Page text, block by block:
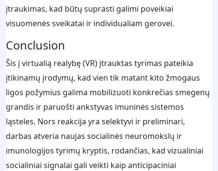
įtraukimas, kad būtų suprasti galimi poveikiai
visuomenės sveikatai ir individualiam gerovei.
Conclusion
Šis į virtualią realybę (VR) įtrauktas tyrimas pateikia
įtikinamų įrodymų, kad vien tik matant kito žmogaus
ligos požymius galima mobilizuoti konkrečias smegenų
grandis ir paruošti ankstyvas imuninės sistemos
ląsteles. Nors reakcija yra selektyvi ir preliminari,
darbas atveria naujas socialinės neuromokslų ir
imunologijos tyrimų kryptis, rodančias, kad vizualiniai
socialiniai signalai gali veikti kaip anticipaciniai